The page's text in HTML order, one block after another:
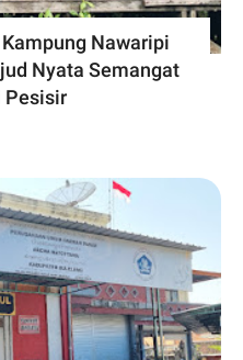
Nawaripi
Nyata Semangat
Pesisir